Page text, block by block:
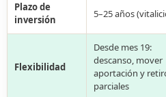
Plazo de
inversión
5–25 años
Flexibilidad
Desde mes 19:
descanso, mover
aportación y
parciales